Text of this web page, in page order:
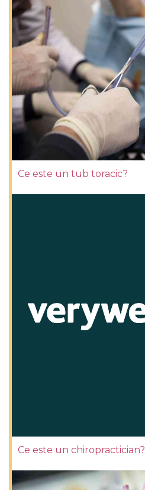
Ce este un tub toracic?
Ce este un chiropractician?